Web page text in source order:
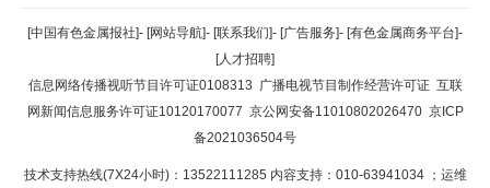
返回顶部
返回首页
[中国有色金属报社]- [网站导航]- [联系我们]- [广告服务]- [有色金属商务平台]-
[人才招聘]
信息网络传播视听节目许可证0108313 广播电视节目制作经营许可证 互联
网新闻信息服务许可证10120170077 京公网安备11010802026470 京ICP
备2021036504号
技术支持热线(7X24小时)：13522111285 内容支持：010-63941034 ；运维